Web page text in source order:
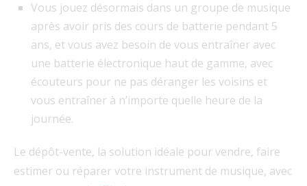
Vous jouez désormais dans un groupe de musique
après avoir pris des cours de batterie pendant 5
ans, et vous avez besoin de vous entraîner avec
une batterie électronique haut de gamme, avec
écouteurs pour ne pas déranger les voisins et
vous entraîner à n’importe quelle heure de la
journée.
Le dépôt-vente, la solution idéale pour vendre, faire
estimer ou réparer votre instrument de musique, avec